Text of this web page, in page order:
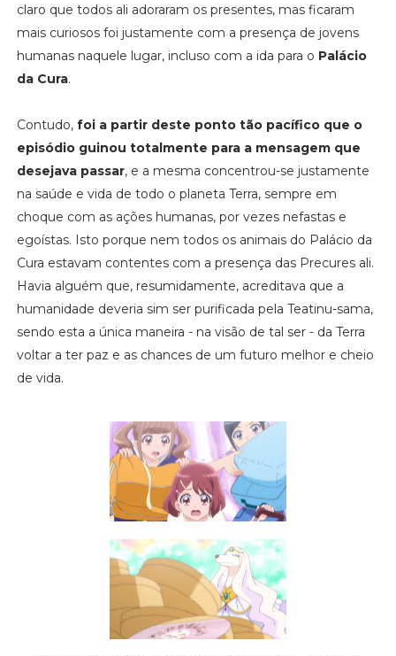
claro que todos ali adoraram os presentes, mas ficaram
mais curiosos foi justamente com a presença de jovens
humanas naquele lugar, incluso com a ida para o Palácio
da Cura.
Contudo, foi a partir deste ponto tão pacífico que o
episódio guinou totalmente para a mensagem que
desejava passar, e a mesma concentrou-se justamente
na saúde e vida de todo o planeta Terra, sempre em
choque com as ações humanas, por vezes nefastas e
egoístas. Isto porque nem todos os animais do Palácio da
Cura estavam contentes com a presença das Precures ali.
Havia alguém que, resumidamente, acreditava que a
humanidade deveria sim ser purificada pela Teatinu-sama,
sendo esta a única maneira - na visão de tal ser - da Terra
voltar a ter paz e as chances de um futuro melhor e cheio
de vida.